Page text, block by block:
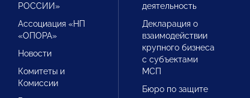
РОССИИ»
Ассоциация «НП
«ОПОРА»
Новости
Комитеты и
Комиссии
деятельность
Декларация о
взаимодействии
крупного бизнеса
с субъектами
МСП
Бюро по защите